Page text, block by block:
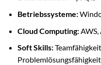
Betriebssysteme:
Cloud Computing:AWS,
Soft Skills: